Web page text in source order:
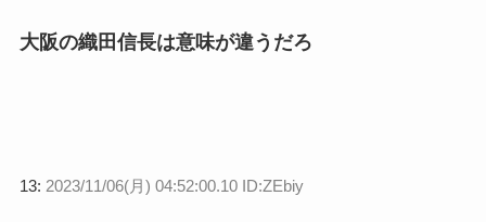
大阪の織田信長は意味が違うだろ
13: 2023/11/06(月) 04:52:00.10 ID:ZEbiy